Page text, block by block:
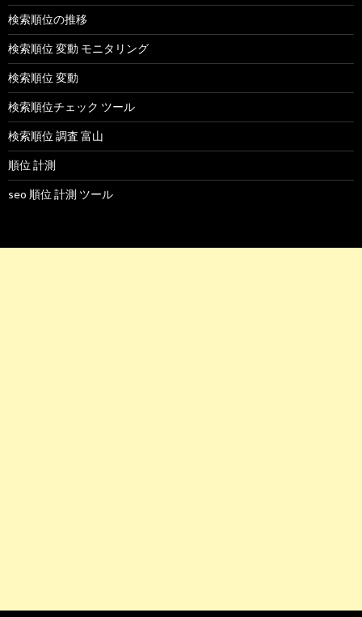
検索順位の推移
検索順位 変動 モニタリング
検索順位 変動
検索順位チェック ツール
検索順位 調査 富山
順位 計測
seo 順位 計測 ツール